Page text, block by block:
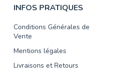
INFOS PRATIQUES
Conditions Générales de
Vente
Mentions légales
Livraisons et Retours